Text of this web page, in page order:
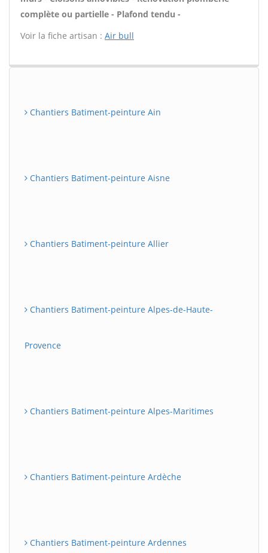
complète ou partielle - Plafond tendu -
Voir la fiche artisan : Air bull
Chantiers Batiment-peinture Ain
Chantiers Batiment-peinture Aisne
Chantiers Batiment-peinture Allier
Chantiers Batiment-peinture Alpes-de-Haute-
Provence
Chantiers Batiment-peinture Alpes-Maritimes
Chantiers Batiment-peinture Ardèche
Chantiers Batiment-peinture Ardennes